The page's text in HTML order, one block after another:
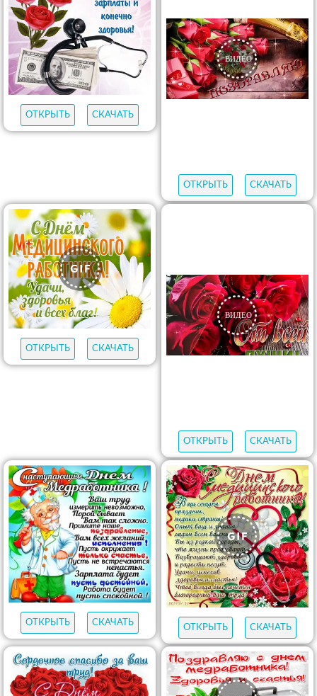
ОТКРЫТЬ СКАЧАТЬ
ОТКРЫТЬ СКАЧАТЬ
ОТКРЫТЬ СКАЧАТЬ
ОТКРЫТЬ СКАЧАТЬ
ОТКРЫТЬ СКАЧАТЬ
ОТКРЫТЬ СКАЧАТЬ